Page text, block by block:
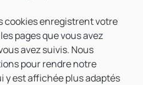
cookies enregistrent votre
pages que vous avez
avez suivis. Nous
pour rendre notre
y est affichée plus adaptés